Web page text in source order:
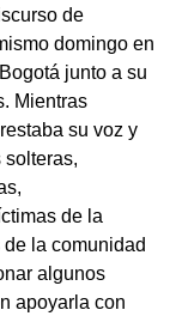
de
domingo en
junto a su
Mientras
su voz y
solteras,
de la
la comunidad
algunos
apoyarla con